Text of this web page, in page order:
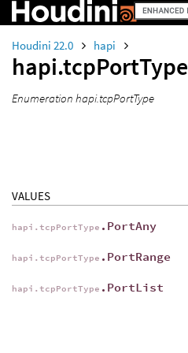
Houdini 22.0 hapi
hapi.tcpPortType
Enumeration hapi.tcpPortType
VALUES
hapi.tcpPortType .PortAny
hapi.tcpPortType .PortRange
hapi.tcpPortType .PortList